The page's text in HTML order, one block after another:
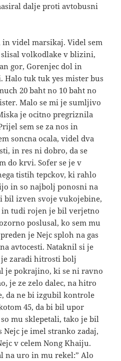
dalje proti avtobusni
videl marsikaj. Videl sem
volkodlake v blizini,
gor, Gorenjec dol in
Halo tuk tuk yes mister bus
20 baht no 10 baht no
Malo se mi je sumljivo
je ocitno pregriznila
sem se za nos in
soncna ocala, videl dva
in res ni dobro, da se
do krvi. Sofer se je v
tistih tepckov, ki rahlo
in so najbolj ponosni na
bil izven svoje vukojebine,
in tudi rojen je bil verjetno
poslusal, ko sem mu
je Nejc sploh na gas
avtocesti. Nataknil si je
zaradi hitrosti bolj
je pokrajino, ki se ni ravno
je ze zelo dalec, na hitro
da ne bi izgubil kontrole
45, da bi bil upor
mu sklepetali, tako je bil
Nejc je imel stranko zadaj,
v celem Nong Khaiju.
na uro in mu rekel:” Alo